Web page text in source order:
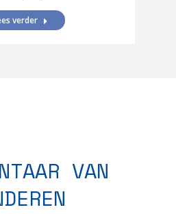
verder
VAN